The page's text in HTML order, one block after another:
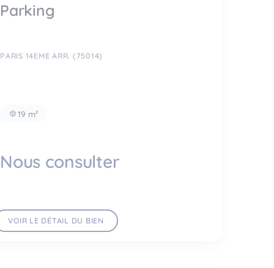
Parking
PARIS 14EME ARR. (75014)
19 m²
Nous consulter
VOIR LE DÉTAIL DU BIEN